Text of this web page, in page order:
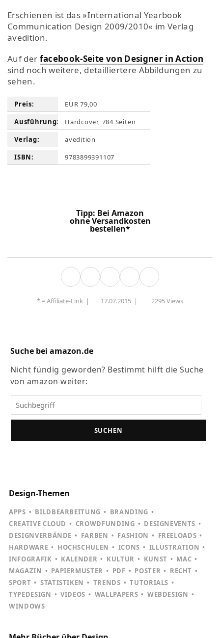
Erschienen ist das »International Yearbook
Communication Design 2009/2010« im Verlag
avedition.
Auf der facebook-Seite von Designer in Action
sind noch weitere, detailliertere Abbildungen zu
sehen.
Preis:
EUR 79,00
Ausführung:
Hardcover, 784 Seiten
Verlag:
avedition
ISBN:
9783899391107
Tipp: Bei Amazon
ohne Versandkosten
bestellen*
* =Affiliate-Link | 17.07.2015 | 2295 Views
Suche bei amazon.de
Nicht fündig geworden? Bestimmt hilft die Suche
von amazon weiter:
SUCHEN
Design-Themen
APPS BILDBEARBEITUNG
BRANDING
CREATIVE CLOUD
CROWDFUNDING
DESIGNEVENTS
DESIGNVERBÄNDE
FARBEN FASHION
FREELOADS
HARDWARE
HOCHSCHULEN ICONS
ILLUSTRATION
INFOGRAFIK
KALENDER KULTUR KUNST
MAC
MAGAZIN
PAPIERMUSTER PDF POSTER
RECHT
SPORT
STATISTIKEN TRENDS
TUTORIALS
TYPEDESIGN
VIDEOS WALLPAPERS
WEBDESIGN
WINDOWS